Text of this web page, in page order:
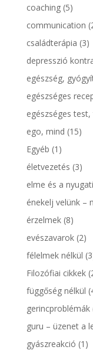
coaching(5)
communication
családterápia (3)
depresszió
egészség,
egészséges
egészséges
ego, mind (15)
Egyéb (1)
életvezetés (3)
elme és a
énekelj velünk –
érzelmek(8)
evészavarok(2)
félelmek nélkül
Filozófiai cikkek
függőség nélkül
gerincproblémák
guru – üzenet a
gyászreakció (1)